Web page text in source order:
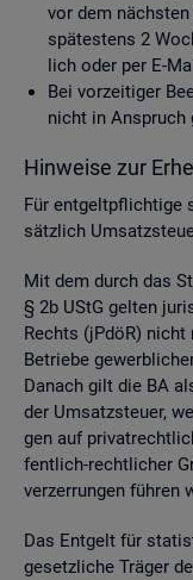
vor dem
spä­tes­tens 2
lich oder per E-
Bei vor­zei­ti­ger
nicht in An­spruch
Hin­wei­se zur
Für ent­gelt­pflich­ti­ge
sätz­lich
Mit dem durch das
§ 2b UStG gel­ten
Rechts (jPdöR)
Be­trie­be
Da­nach gilt die BA
der Um­satz­steu­er,
gen auf
fent­lich-recht­li­cher
ver­zer­run­gen füh­ren
Das Ent­gelt für
ge­setz­li­che Trä­ger